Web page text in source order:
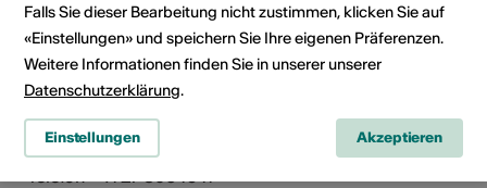
Institution
Municipalité de Savièse
Service de la Culture
Rue de St-Germain 50
Case Postale 32
1965 Savièse
Telefon +41 27 396 10 11
Falls Sie dieser Bearbeitung nicht zustimmen, klicken Sie auf
«Einstellungen» und speichern Sie Ihre eigenen Präferenzen.
Weitere Informationen finden Sie in unserer unserer
Datenschutzerklärung.
Einstellungen Akzeptieren